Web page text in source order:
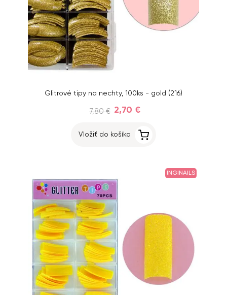
Glitrové tipy na nechty, 100ks - gold (216)
7,80 € 2,70 €
Vložiť do košíka
INGINAILS